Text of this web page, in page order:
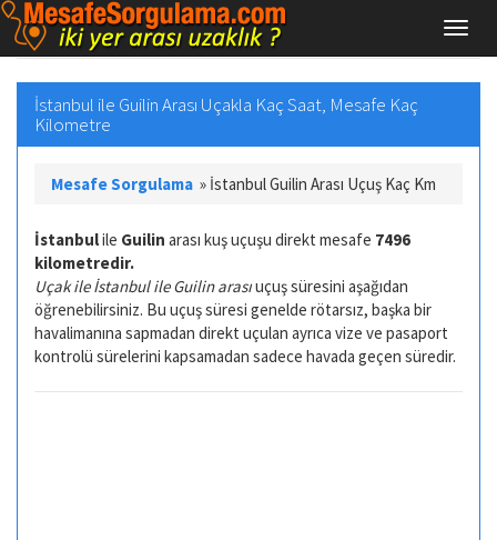
İstanbul ile Guilin Arası Uçakla Kaç Saat, Mesafe Kaç
Kilometre
Mesafe Sorgulama » İstanbul Guilin Arası Uçuş Kaç Km
İstanbulile Guilin arası kuş uçuşu direkt mesafe 7496
kilometredir.
Uçak ile İstanbul ile Guilin arasıuçuş süresini aşağıdan
öğrenebilirsiniz. Bu uçuş süresi genelde rötarsız, başka bir
havalimanına sapmadan direkt uçulan ayrıca vize ve pasaport
kontrolü sürelerini kapsamadan sadece havada geçen süredir.